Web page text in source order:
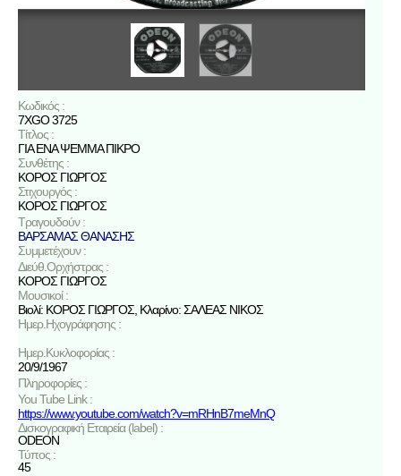
Κωδικός :
7XGO 3725
Τίτλος :
ΓΙΑ ΕΝΑ ΨΕΜΜΑ ΠΙΚΡΟ
Συνθέτης :
ΚΟΡΟΣ ΓΙΩΡΓΟΣ
Στιχουργός :
ΚΟΡΟΣ ΓΙΩΡΓΟΣ
Τραγουδούν :
ΒΑΡΣΑΜΑΣ ΘΑΝΑΣΗΣ
Συμμετέχουν :
Διεύθ.Ορχήστρας :
ΚΟΡΟΣ ΓΙΩΡΓΟΣ
Μουσικοί :
Βιολί: ΚΟΡΟΣ ΓΙΩΡΓΟΣ, Κλαρίνο: ΣΑΛΕΑΣ ΝΙΚΟΣ
Ημερ.Ηχογράφησης :
Ημερ.Κυκλοφορίας :
20/9/1967
Πληροφορίες :
You Tube Link :
https://www.youtube.com/watch?v=mRHnB7meMnQ
Δισκογραφική Εταιρεία (label) :
ODEON
Τύπος :
45